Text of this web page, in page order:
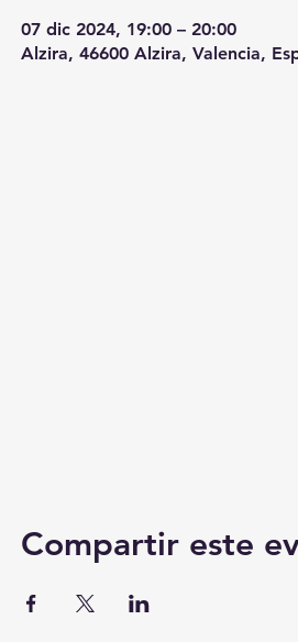
07 dic 2024, 19:00 – 20:00
Alzira, 46600 Alzira, Valencia,
Compartir este